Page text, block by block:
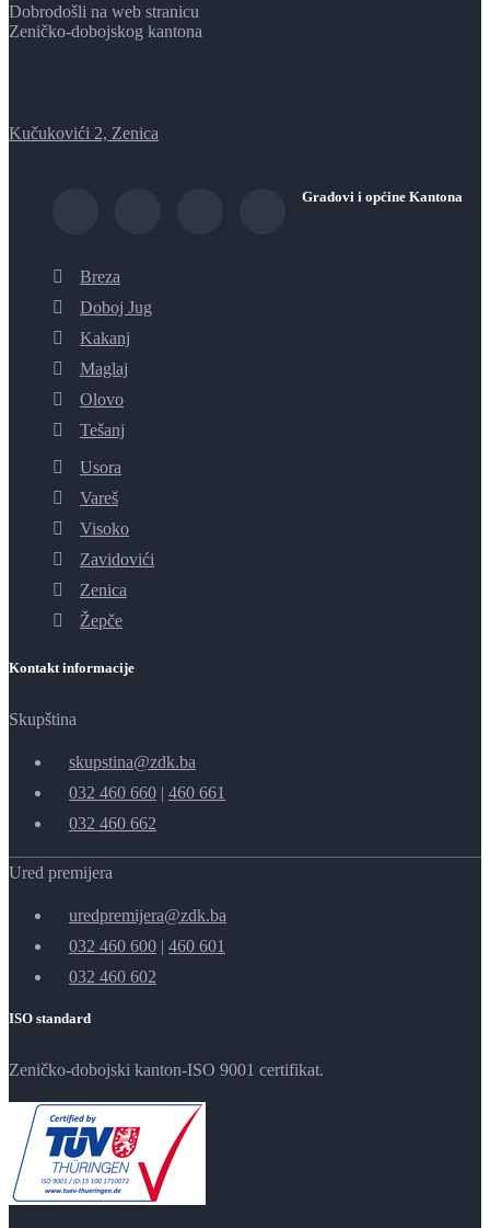
Dobrodošli na web stranicu
Zeničko-dobojskog kantona
Kučukovići 2, Zenica
Gradovi i općine Kantona
Breza
Doboj Jug
Kakanj
Maglaj
Olovo
Tešanj
Usora
Vareš
Visoko
Zavidovići
Zenica
Žepče
Kontakt informacije
Skupština
skupstina@zdk.ba
032 460 660 | 460 661
032 460 662
Ured premijera
uredpremijera@zdk.ba
032 460 600 | 460 601
032 460 602
ISO standard
Zeničko-dobojski kanton-ISO 9001 certifikat.